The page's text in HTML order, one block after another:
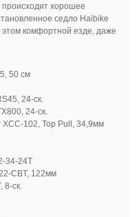
происходит хорошее
седло Haibike
этом комфортной езде, даже
50 см
24-ск.
24-ск.
102, Top Pull, 34,9мм
34-24T
CBT, 122мм
8-ск.